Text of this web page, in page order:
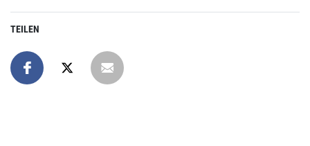
TEILEN